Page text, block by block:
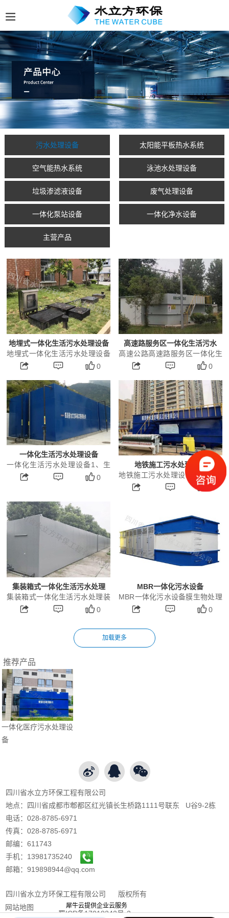
污水处理设备 太阳能平板热水系统
空气能热水系统 泳池水处理设备
垃圾渗滤液设备 废气处理设备
一体化泵站设备 一体化净水设备
主营产品
地埋式一体化生活污水处理设备
地埋式一体化生活污水处理设备
一、方案选择 污水处理工程一
方面应体现环保理念；另一方面
是整个工艺控制的自动化...
0
高速路服务区一体化生活污水
处...
高速公路高速路服务区一体化生
活污水处理设备1.方案选择 污
水处理工程一方面应体现环保理
念；另一方面是整个工...
0
一体化生活污水处理设备
一体化生活污水处理设备1、生
活污水一体化设备工艺流程的确
水，是水体的主要污染源之...
0
地铁施工污水处理设备
地铁施工污水处理设备一、污水
水质 地铁施工盾构机掘进中产
0
集装箱式一体化生活污水处理
装...
集装箱式一体化生活污水处理装
置一、设备相关简介 本实用新
水处理一体化设备，包括...
0
MBR一体化污水设备
MBR一体化污水设备膜生物处理
技术应用于废水再生利用方面，
效地进行固液分离，将...
0
推荐产品
一体化医疗污水处理设
备
四川省水立方环保工程有限公司
地点：四川省成都市郫都区红光镇长生桥路1111号联东 U谷9-2栋
电话：028-8785-6971
传真：028-8785-6971
邮编：611743
手机：13981735240
邮箱：919898944@qq.com
四川省水立方环保工程有限公司 版权所有
网站地图
犀牛云提供企业云服务
蜀ICP备17018342号-2